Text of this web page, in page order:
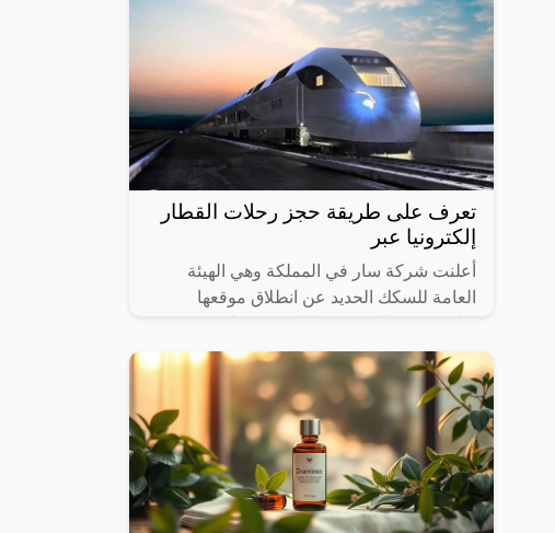
تعرف على طريقة حجز رحلات القطار
إلكترونيا عبر
أعلنت شركة سار في المملكة وهي الهيئة
العامة للسكك الحديد عن انطلاق موقعها
الأشخاص حجز القطارات ومعرفة المواعيد
المختلفة لها،